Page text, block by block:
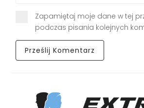
Zapamiętaj moje dane w tej
podczas pisania kolejnych